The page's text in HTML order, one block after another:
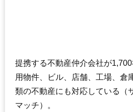
提携する不動産仲介会社が
用物件、ビル、店舗、工場、倉
類の不動産にも対応している（
マッチ）。